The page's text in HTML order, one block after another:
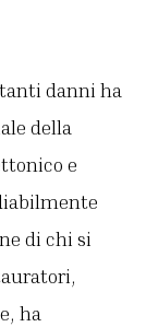
danni ha
della
e
di chi si
ha